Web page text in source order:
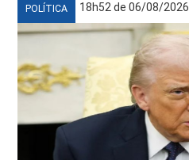
POLÍTICA 18h52 de 06/08/2026